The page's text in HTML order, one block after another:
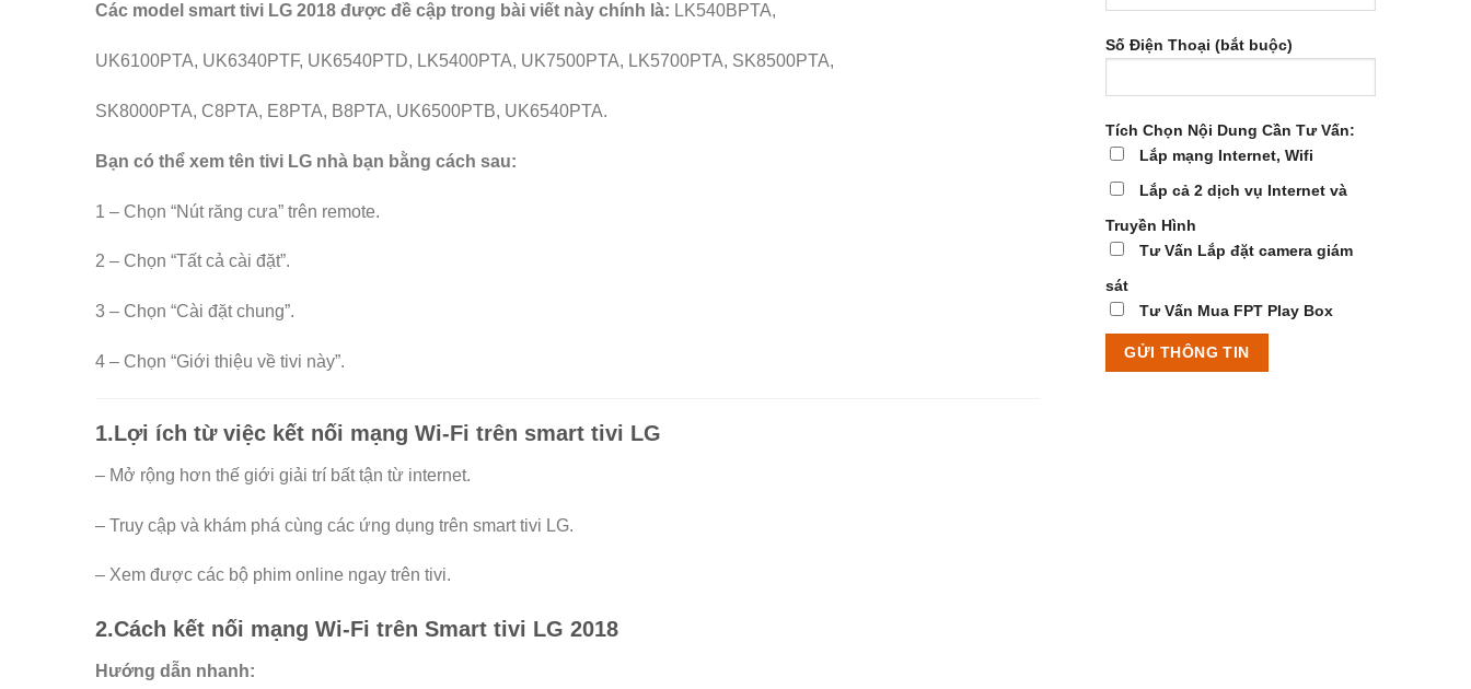
Các model smart tivi LG 2018 được đề cập trong bài viết này chính là: LK540BPTA,
UK6100PTA, UK6340PTF, UK6540PTD, LK5400PTA, UK7500PTA, LK5700PTA, SK8500PTA,
SK8000PTA, C8PTA, E8PTA, B8PTA, UK6500PTB, UK6540PTA.
Bạn có thể xem tên tivi LG nhà bạn bằng cách sau:
1 – Chọn “Nút răng cưa” trên remote.
2 – Chọn “Tất cả cài đặt”.
3 – Chọn “Cài đặt chung”.
4 – Chọn “Giới thiệu về tivi này”.
1.Lợi ích từ việc kết nối mạng Wi-Fi trên smart tivi LG
– Mở rộng hơn thế giới giải trí bất tận từ internet.
– Truy cập và khám phá cùng các ứng dụng trên smart tivi LG.
– Xem được các bộ phim online ngay trên tivi.
2.Cách kết nối mạng Wi-Fi trên Smart tivi LG 2018
Hướng dẫn nhanh:
Số Điện Thoại (bắt buộc)
Tích Chọn Nội Dung Cần Tư Vấn:
Lắp mạng Internet, Wifi
Lắp cả 2 dịch vụ Internet và
Truyền Hình
Tư Vấn Lắp đặt camera giám
sát
Tư Vấn Mua FPT Play Box